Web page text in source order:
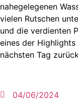
nahegelegenen
vielen Rutschen
und die verdienten
eines der
nächsten Tag
04/06/2024